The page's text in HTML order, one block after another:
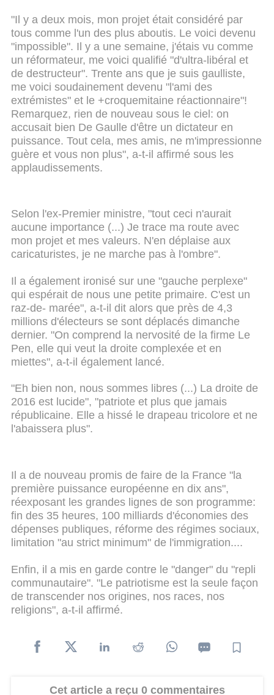
"Il y a deux mois, mon projet était considéré par
tous comme l'un des plus aboutis. Le voici devenu
"impossible". Il y a une semaine, j'étais vu comme
un réformateur, me voici qualifié "d'ultra-libéral et
de destructeur". Trente ans que je suis gaulliste,
me voici soudainement devenu "l'ami des
extrémistes" et le +croquemitaine réactionnaire"!
Remarquez, rien de nouveau sous le ciel: on
accusait bien De Gaulle d'être un dictateur en
puissance. Tout cela, mes amis, ne m'impressionne
guère et vous non plus", a-t-il affirmé sous les
applaudissements.
Selon l'ex-Premier ministre, "tout ceci n'aurait
aucune importance (...) Je trace ma route avec
mon projet et mes valeurs. N'en déplaise aux
caricaturistes, je ne marche pas à l'ombre".
Il a également ironisé sur une "gauche perplexe"
qui espérait de nous une petite primaire. C'est un
raz-de- marée", a-t-il dit alors que près de 4,3
millions d'électeurs se sont déplacés dimanche
dernier. "On comprend la nervosité de la firme Le
Pen, elle qui veut la droite complexée et en
miettes", a-t-il également lancé.
"Eh bien non, nous sommes libres (...) La droite de
2016 est lucide", "patriote et plus que jamais
républicaine. Elle a hissé le drapeau tricolore et ne
l'abaissera plus".
Il a de nouveau promis de faire de la France "la
première puissance européenne en dix ans",
réexposant les grandes lignes de son programme:
fin des 35 heures, 100 milliards d'économies des
dépenses publiques, réforme des régimes sociaux,
limitation "au strict minimum" de l'immigration....
Enfin, il a mis en garde contre le "danger" du "repli
communautaire". "Le patriotisme est la seule façon
de transcender nos origines, nos races, nos
religions", a-t-il affirmé.
Cet article a reçu 0 commentaires